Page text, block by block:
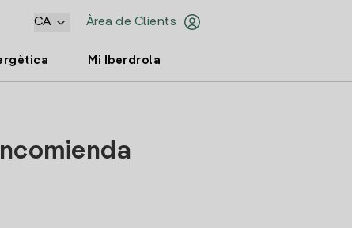
Àrea de Clients
CA
Mi Iberdrola